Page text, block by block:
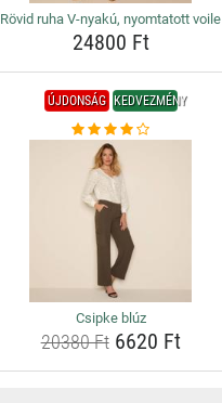
Rövid ruha V-nyakú, nyomtatott voile
24800 Ft
ÚJDONSÁG KEDVEZMÉNY
Csipke blúz
20380 Ft6620 Ft